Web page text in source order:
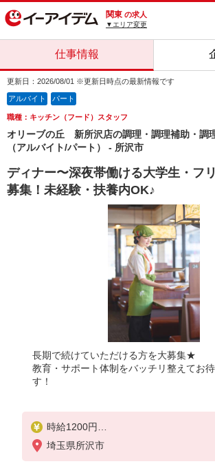
関東 の求人
▼エリア変更
仕事情報
更新日：2026/08/01 ※更新日時点の最新情報です
アルバイト パート
職種：キッチン（フード）スタッフ
オリーブの丘 新所沢店の調理・調理補助・調
（アルバイト/パート） - 所沢市
ディナー〜深夜帯働ける大学生・フ
募集！未経験・扶養内OK♪
長期で続けていただける方を大募集★
教育・サポート体制をバッチリ整えてお
す！
時給1200円
※22:00以降は時給1500円
※高校生時給1150円
埼玉県所沢市